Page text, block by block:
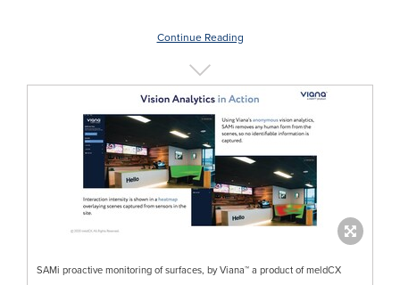
Continue Reading
SAMi proactive monitoring of surfaces, by Viana™ a product of meldCX